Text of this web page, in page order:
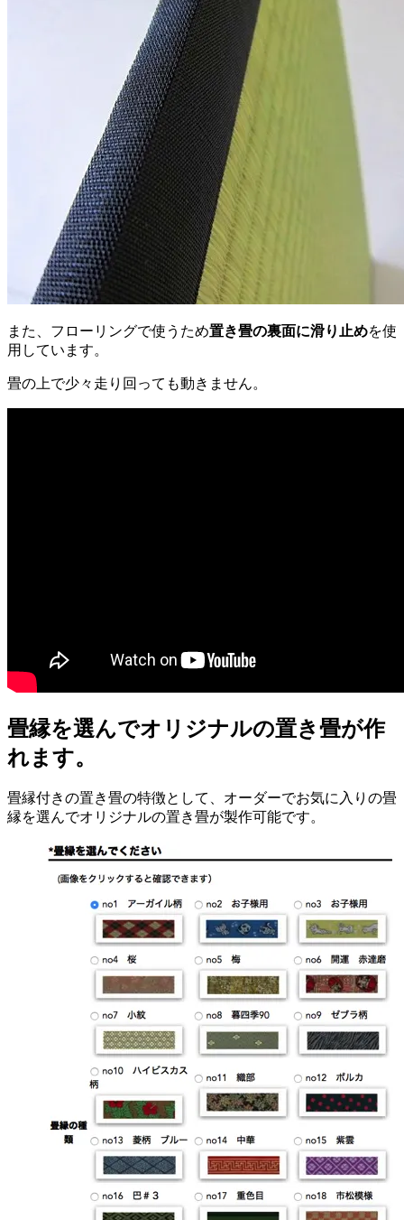
また、フローリングで使うため置き畳の裏面に滑り止めを使
用しています。
畳の上で少々走り回っても動きません。
畳縁を選んでオリジナルの置き畳が作
れます。
畳縁付きの置き畳の特徴として、オーダーでお気に入りの畳
縁を選んでオリジナルの置き畳が製作可能です。